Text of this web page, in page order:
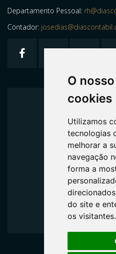
O
cookies
Utilizamos
tecnologias
melhorar a
navegação
forma a
do site e
os visitantes.
Departamento Pessoal:
Contador:
Home
Quem